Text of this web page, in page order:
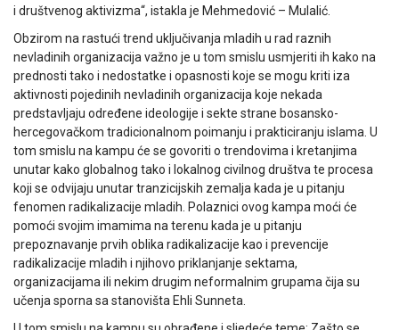
i društvenog aktivizma“, istakla je Mehmedović – Mulalić.
Obzirom na rastući trend uključivanja mladih u rad raznih
nevladinih organizacija važno je u tom smislu usmjeriti ih kako na
prednosti tako i nedostatke i opasnosti koje se mogu kriti iza
aktivnosti pojedinih nevladinih organizacija koje nekada
predstavljaju određene ideologije i sekte strane bosansko-
hercegovačkom tradicionalnom poimanju i prakticiranju islama. U
tom smislu na kampu će se govoriti o trendovima i kretanjima
unutar kako globalnog tako i lokalnog civilnog društva te procesa
koji se odvijaju unutar tranzicijskih zemalja kada je u pitanju
fenomen radikalizacije mladih. Polaznici ovog kampa moći će
pomoći svojim imamima na terenu kada je u pitanju
prepoznavanje prvih oblika radikalizacije kao i prevencije
radikalizacije mladih i njihovo priklanjanje sektama,
organizacijama ili nekim drugim neformalnim grupama čija su
učenja sporna sa stanovišta Ehli Sunneta.